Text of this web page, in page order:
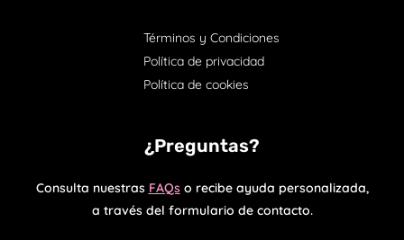
Términos y Condiciones
Política de privacidad
Política de cookies
¿Preguntas?
Consulta nuestras FAQs o recibe ayuda personalizada,
a través del formulario de contacto.